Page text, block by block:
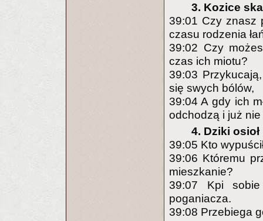
3. Kozice
39:01 Czy znasz
czasu rodzenia
39:02 Czy
czas ich miotu?
39:03
się swych bólów,
39:04 A gdy ich
odchodzą i już
4. Dziki osioł
39:05 Kto
39:06 Któremu
mieszkanie?
39:07 Kpi
poganiacza.
39:08 Przebiega